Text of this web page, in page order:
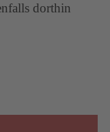
dorthin